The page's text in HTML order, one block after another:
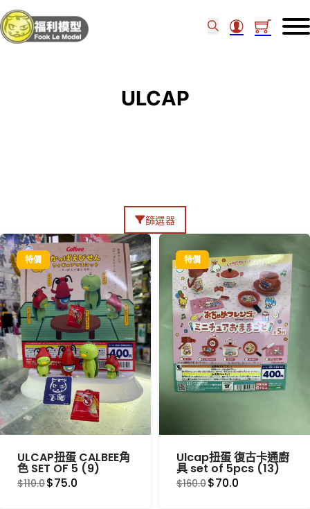
ULCAP
篩選器
特價
ULCAP扭蛋 CALBEE角
色 SET OF 5 (9)
$110.0$75.0
特價
Ulcap扭蛋 復古卡通廚
具 set of 5pcs (13)
$160.0$70.0